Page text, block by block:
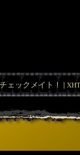
ェックメイト！ |